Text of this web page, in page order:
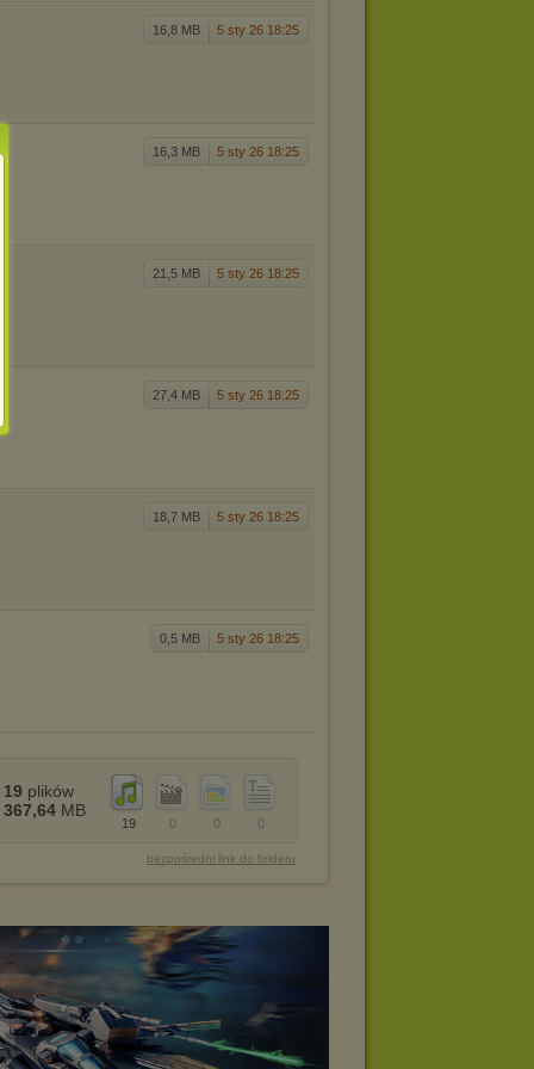
16,8 MB 5 sty 26 18:25
16,3 MB 5 sty 26 18:25
21,5 MB 5 sty 26 18:25
27,4 MB 5 sty 26 18:25
18,7 MB 5 sty 26 18:25
0,5 MB 5 sty 26 18:25
0
0
0
19
19 plików
367,64 MB
bezpośredni link do folderu